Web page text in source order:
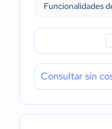
Funcionalidades
Consultar sin